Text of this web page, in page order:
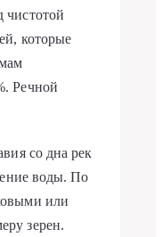
чистотой
которые
Речной
со дна рек
воды. По
или
зерен.